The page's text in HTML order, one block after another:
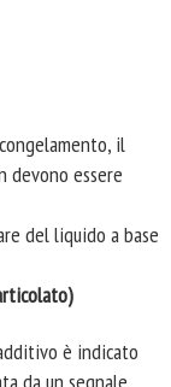
il
devono essere
del liquido a base
è indicato